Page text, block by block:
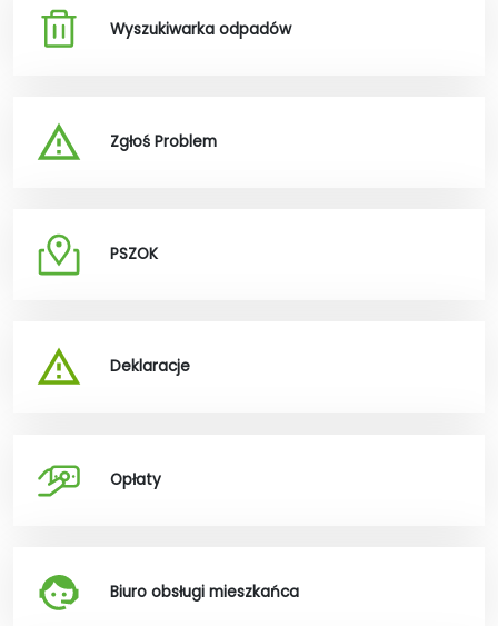
Wyszukiwarka odpadów
Zgłoś Problem
PSZOK
Deklaracje
Opłaty
Biuro obsługi mieszkańca